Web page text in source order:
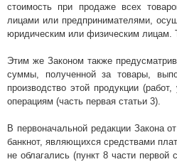
стоимость при продаже всех
лицами или предпринимателями,
юридическим или физическим лицам.
Этим же Законом также
суммы, полученной за товары,
производство этой продукции
операциям (часть первая статьи 3).
В первоначальной редакции Закона
банкнот, являющихся средствами
не облагались (пункт 8 части первой